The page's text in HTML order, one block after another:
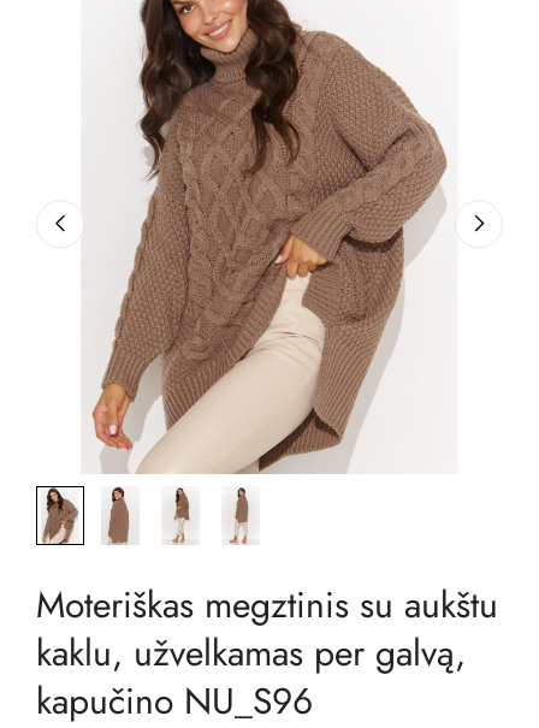
Moteriškas megztinis su aukštu
kaklu, užvelkamas per galvą,
kapučino NU_S96